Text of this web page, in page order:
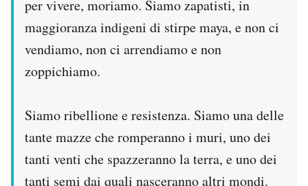
per vivere, moriamo. Siamo zapatisti, in
maggioranza indigeni di stirpe maya, e non ci
vendiamo, non ci arrendiamo e non
zoppichiamo.
Siamo ribellione e resistenza. Siamo una delle
tante mazze che romperanno i muri, uno dei
tanti venti che spazzeranno la terra, e uno dei
tanti semi dai quali nasceranno altri mondi.